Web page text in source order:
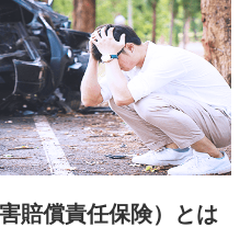
ンス 営業部長
橋人形町2-14-10 アーバン
ンス
ついて
ん。
賠償責任保険）とは